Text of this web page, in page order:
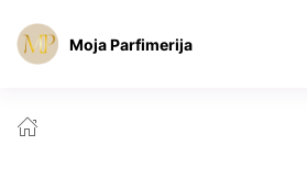
Moja Parfimerija